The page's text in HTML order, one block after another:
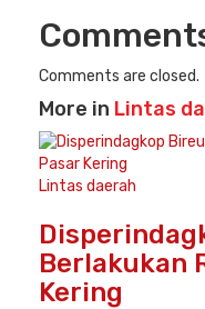
Comments are closed.
More in Lintas
Lintas daerah
Berlakukan
Kering